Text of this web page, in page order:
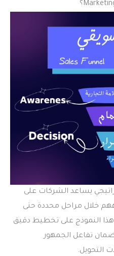
يساعد الشركات على
خلال مراحل محددة حتى
النموذج على تخطيط دقيق
تفاعل الجمهور
التحويل.